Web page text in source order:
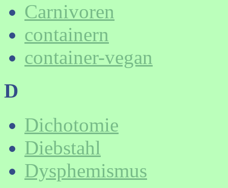
Carnivoren
containern
container-vegan
D
Dichotomie
Diebstahl
Dysphemismus